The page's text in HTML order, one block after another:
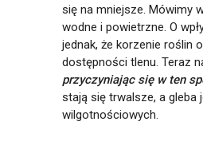
się na mniejsze. Mówimy
wodne i powietrzne. O
jednak, że korzenie roślin
dostępności tlenu. Teraz
przyczyniając się w ten
stają się trwalsze, a gleba
wilgotnościowych.